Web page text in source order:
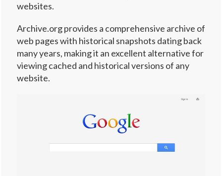
websites.
Archive.org provides a comprehensive archive of
web pages with historical snapshots dating back
many years, making it an excellent alternative for
viewing cached and historical versions of any
website.